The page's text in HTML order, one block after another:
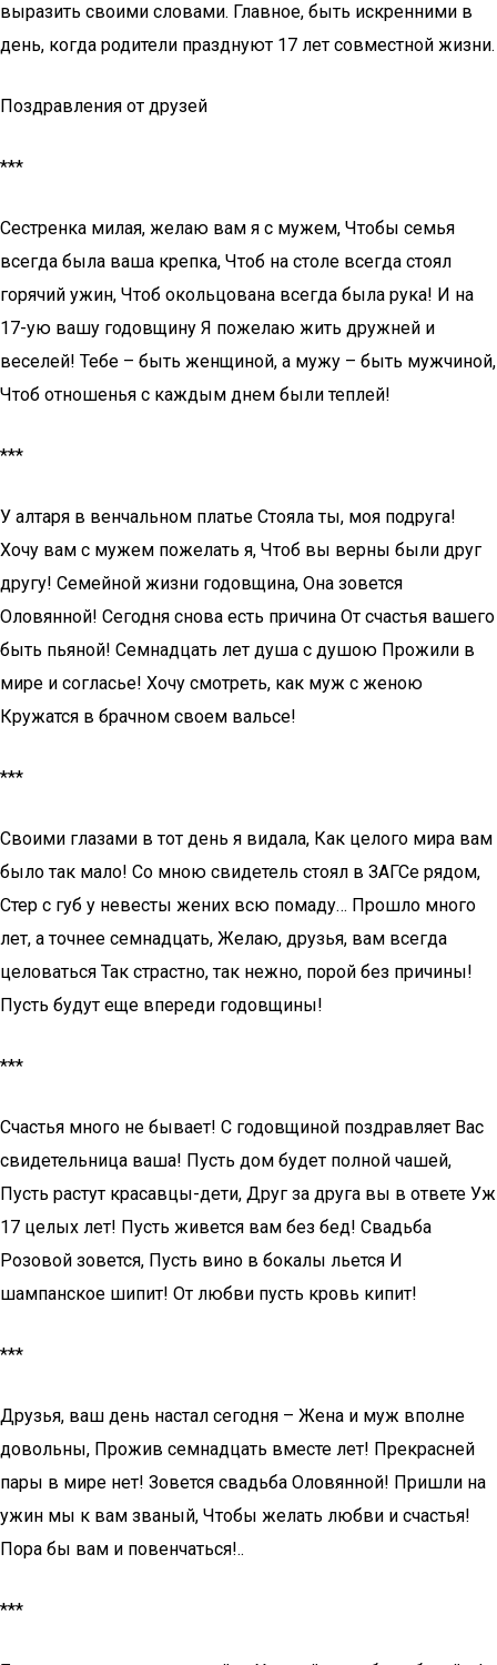
выразить своими словами. Главное, быть искренними в
день, когда родители празднуют 17 лет совместной жизни.
Поздравления от друзей
***
Сестренка милая, желаю вам я с мужем, Чтобы семья
всегда была ваша крепка, Чтоб на столе всегда стоял
горячий ужин, Чтоб окольцована всегда была рука! И на
17-ую вашу годовщину Я пожелаю жить дружней и
веселей! Тебе – быть женщиной, а мужу – быть мужчиной,
Чтоб отношенья с каждым днем были теплей!
***
У алтаря в венчальном платье Стояла ты, моя подруга!
Хочу вам с мужем пожелать я, Чтоб вы верны были друг
другу! Семейной жизни годовщина, Она зовется
Оловянной! Сегодня снова есть причина От счастья вашего
быть пьяной! Семнадцать лет душа с душою Прожили в
мире и согласье! Хочу смотреть, как муж с женою
Кружатся в брачном своем вальсе!
***
Своими глазами в тот день я видала, Как целого мира вам
было так мало! Со мною свидетель стоял в ЗАГСе рядом,
Стер с губ у невесты жених всю помаду… Прошло много
лет, а точнее семнадцать, Желаю, друзья, вам всегда
целоваться Так страстно, так нежно, порой без причины!
Пусть будут еще впереди годовщины!
***
Счастья много не бывает! С годовщиной поздравляет Вас
свидетельница ваша! Пусть дом будет полной чашей,
Пусть растут красавцы-дети, Друг за друга вы в ответе Уж
17 целых лет! Пусть живется вам без бед! Свадьба
Розовой зовется, Пусть вино в бокалы льется И
шампанское шипит! От любви пусть кровь кипит!
***
Друзья, ваш день настал сегодня – Жена и муж вполне
довольны, Прожив семнадцать вместе лет! Прекрасней
пары в мире нет! Зовется свадьба Оловянной! Пришли на
ужин мы к вам званый, Чтобы желать любви и счастья!
Пора бы вам и повенчаться!..
***